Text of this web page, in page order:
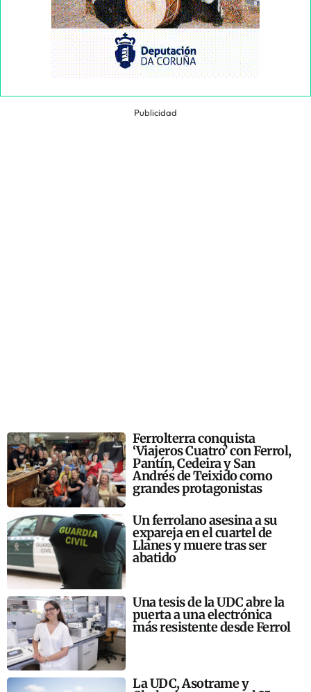
Publicidad
Ferrolterra conquista
‘Viajeros Cuatro’ con Ferrol,
Pantín, Cedeira y San
Andrés de Teixido como
grandes protagonistas
Un ferrolano asesina a su
expareja en el cuartel de
Llanes y muere tras ser
abatido
Una tesis de la UDC abre la
puerta a una electrónica
más resistente desde Ferrol
La UDC, Asotrame y